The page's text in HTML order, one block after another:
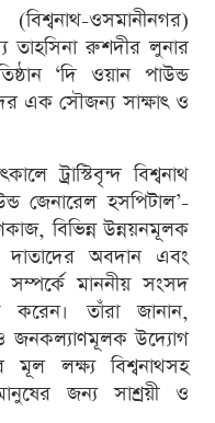
ওসমানীনগর)
রুশদীর লুনার
‘দি ওয়ান পাউন্ড
এক সৌজন্য সাক্ষাৎ ও
ট্রাস্টিবৃন্দ বিশ্বনাথ
জেনারেল হসপিটাল’-
বিভিন্ন উন্নয়নমূলক
দাতাদের অবদান এবং
সম্পর্কে মাননীয় সংসদ
করেন। তাঁরা জানান,
জনকল্যাণমূলক উদ্যোগ
লক্ষ্য বিশ্বনাথসহ
জন্য সাশ্রয়ী ও